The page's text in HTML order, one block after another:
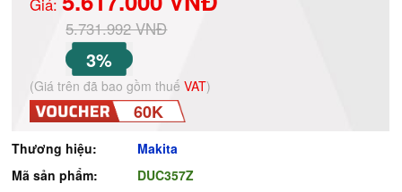
Giá:
5.731.992 VNĐ
3%
(Giá trên đã bao gồm thuếVAT)
60K
Thương hiệu:
Makita
Mã sản phẩm:
DUC357Z